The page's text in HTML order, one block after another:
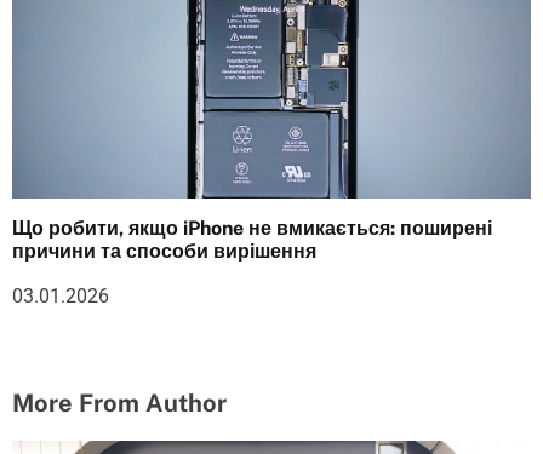
Що робити, якщо iPhone не вмикається: поширені
причини та способи вирішення
03.01.2026
More From Author